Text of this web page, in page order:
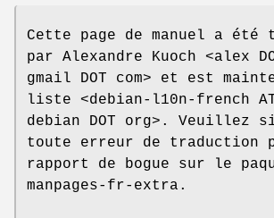
Cette page de manuel a été
par Alexandre Kuoch <alex
gmail DOT com> et est
liste <debian-l10n-french
debian DOT org>. Veuillez
toute erreur de traduction
rapport de bogue sur le
manpages-fr-extra.